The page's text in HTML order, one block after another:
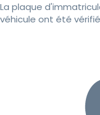
La plaque
véhicule ont été